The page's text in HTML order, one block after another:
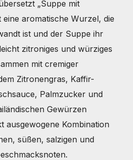
„Suppe mit
eine aromatische Wurzel, die
ist und der Suppe ihr
zitroniges und würziges
mit cremiger
Zitronengras, Kaffir-
Palmzucker und
Gewürzen
ausgewogene Kombination
süßen, salzigen und